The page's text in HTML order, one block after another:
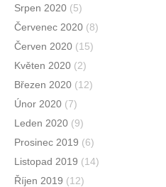
Srpen 2020 (5)
Červenec 2020 (8)
Červen 2020 (15)
Květen 2020 (2)
Březen 2020 (12)
Únor 2020 (7)
Leden 2020 (9)
Prosinec 2019 (6)
Listopad 2019 (14)
Říjen 2019 (12)